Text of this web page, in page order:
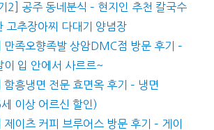
2] 공주 동네분식 – 현지인 추천 칼국수
고추장아찌 다대기 양념장
만족오향족발 상암DMC점 방문 후기 –
이 입 안에서 사르르~
함흥냉면 전문 효면옥 후기 – 냉면
이상 어르신 할인)
제이츠 커피 브루어스 방문 후기 – 게이